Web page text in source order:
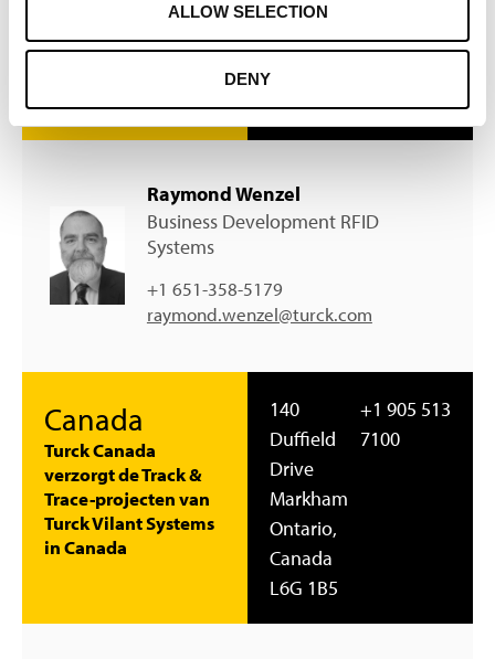
ALLOW SELECTION
DENY
vertegenwoordiger
van Turck Vilant
Drive
USA-MN
55441
Minneapolis
Raymond Wenzel
Business Development RFID
Systems
+1 651-358-5179
raymond.wenzel@turck.com
Canada
Turck Canada
verzorgt de Track &
Trace-projecten van
Turck Vilant Systems
in Canada
140
Duffield
Drive
Markham
Ontario,
Canada
L6G 1B5
+1 905 513
7100